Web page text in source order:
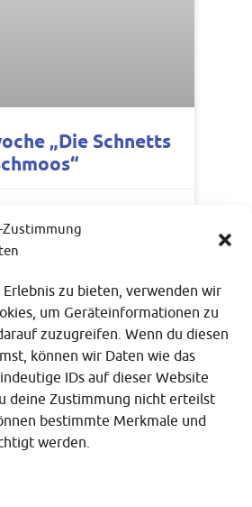
Zustimmung
zu bieten, verwenden wir
um Geräteinformationen zu
zuzugreifen. Wenn du diesen
können wir Daten wie das
IDs auf dieser Website
deine Zustimmung nicht erteilst
bestimmte Merkmale und
werden.
„Die Schnetts
Förderschule